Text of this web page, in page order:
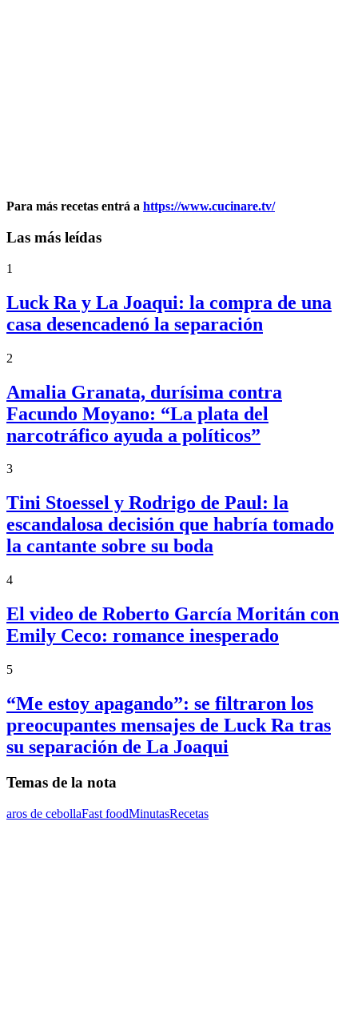
Para más recetas entrá a https://www.cucinare.tv/
Las más leídas
1
Luck Ra y La Joaqui: la compra de una
casa desencadenó la separación
2
Amalia Granata, durísima contra
Facundo Moyano: “La plata del
narcotráfico ayuda a políticos”
3
Tini Stoessel y Rodrigo de Paul: la
escandalosa decisión que habría tomado
la cantante sobre su boda
4
El video de Roberto García Moritán con
Emily Ceco: romance inesperado
5
“Me estoy apagando”: se filtraron los
preocupantes mensajes de Luck Ra tras
su separación de La Joaqui
Temas de la nota
aros de cebollaFast foodMinutasRecetas